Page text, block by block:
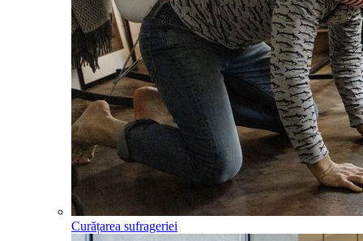
Curățarea sufrageriei